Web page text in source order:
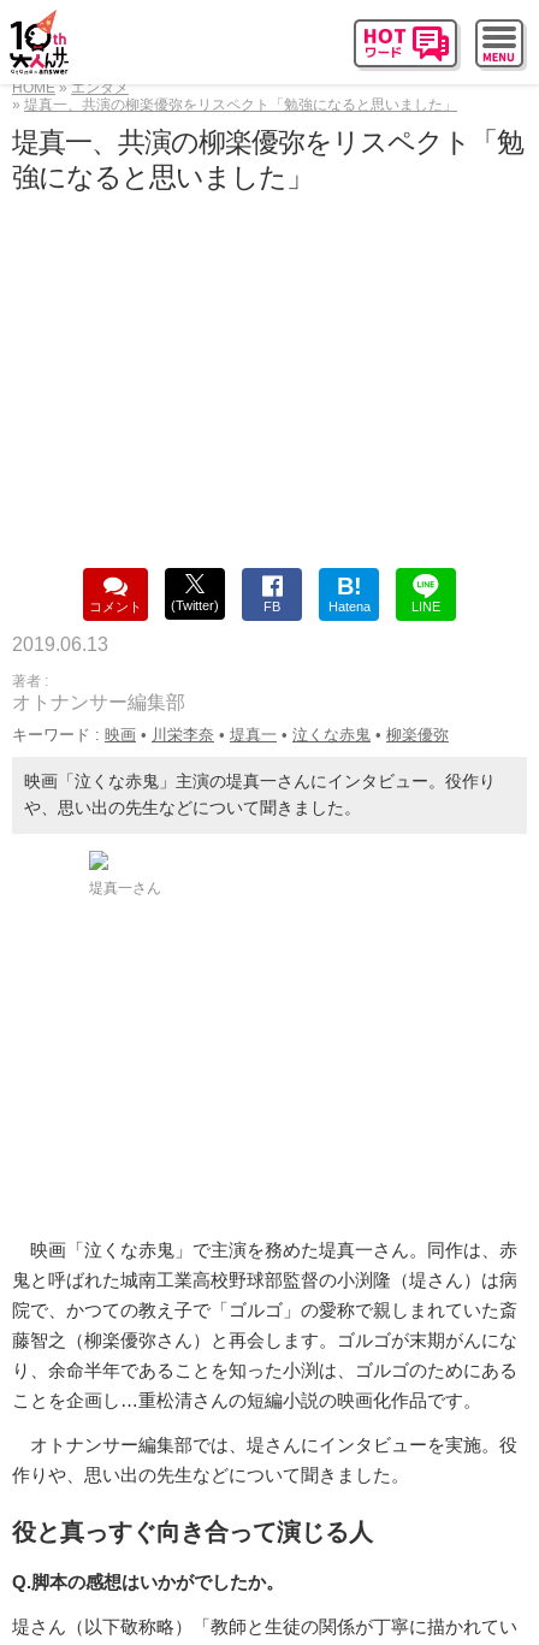
HOME
エンタメ
堤真一、共演の柳楽優弥をリスペクト「勉強になると思いました」
堤真一、共演の柳楽優弥をリスペクト「勉
強になると思いました」
コメント (Twitter) FB
B!
Hatena LINE
2019.06.13
著者 :
オトナンサー編集部
キーワード : 映画 • 川栄李奈 • 堤真一 • 泣くな赤鬼 • 柳楽優弥
映画「泣くな赤鬼」主演の堤真一さんにインタビュー。役作り
や、思い出の先生などについて聞きました。
堤真一さん
映画「泣くな赤鬼」で主演を務めた堤真一さん。同作は、赤
鬼と呼ばれた城南工業高校野球部監督の小渕隆（堤さん）は病
院で、かつての教え子で「ゴルゴ」の愛称で親しまれていた斎
藤智之（柳楽優弥さん）と再会します。ゴルゴが末期がんにな
り、余命半年であることを知った小渕は、ゴルゴのためにある
ことを企画し…重松清さんの短編小説の映画化作品です。
オトナンサー編集部では、堤さんにインタビューを実施。役
作りや、思い出の先生などについて聞きました。
役と真っすぐ向き合って演じる人
Q.脚本の感想はいかがでしたか。
堤さん（以下敬称略）「教師と生徒の関係が丁寧に描かれてい